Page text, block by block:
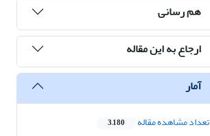
هم رسانی
ارجاع به این مقاله
آمار
تعداد مشاهده مقاله 3,180